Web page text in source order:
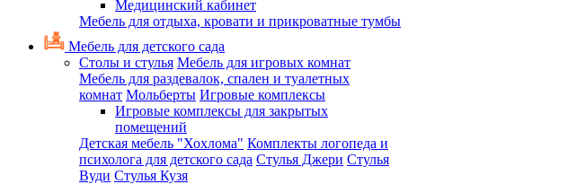
Медицинский кабинет
Мебель для отдыха, кровати и прикроватные тумбы
Мебель для детского сада
Столы и стулья Мебель для игровых комнат
Мебель для раздевалок, спален и туалетных
комнат Мольберты Игровые комплексы
Игровые комплексы для закрытых
помещений
Детская мебель "Хохлома" Комплекты логопеда и
психолога для детского сада Стулья Джери Стулья
Вуди Стулья Кузя